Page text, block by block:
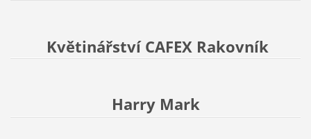
Květinářství CAFEX Rakovník
Harry Mark